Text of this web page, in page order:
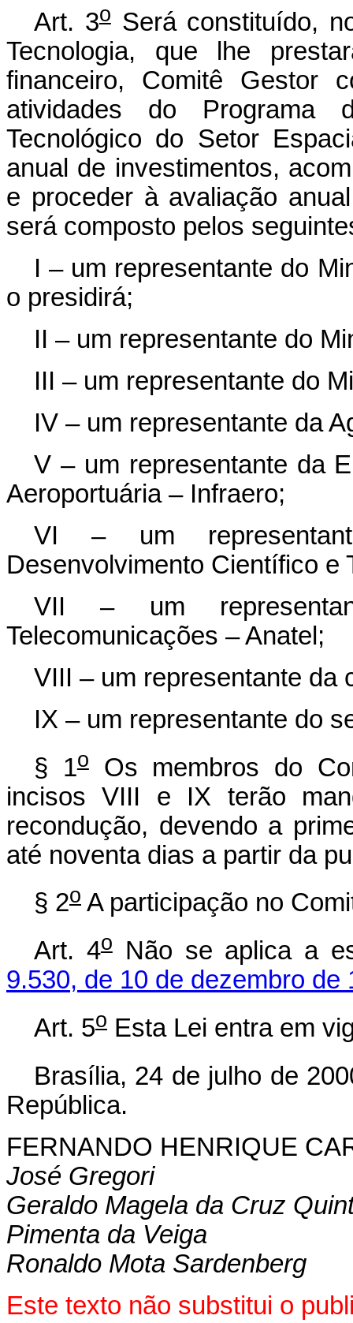
Art. 3oSerá constituído,
Tecnologia, que lhe
financeiro, Comitê Gestor
atividades do Programa
Tecnológico do Setor
anual de investimentos,
e proceder à avaliação
será composto pelos
I – um representante do
o presidirá;
II – um representante do
III – um representante do
IV – um representante da
V – um representante da
Aeroportuária – Infraero;
VI – um
Desenvolvimento Científico e
VII – um
Telecomunicações – Anatel;
VIII – um representante da
IX – um representante do
§ 1oOs membros do
incisos VIII e IX terão
recondução, devendo a
até noventa dias a partir da
§ 2o A participação no
Art. 4oNão se aplica a
9.530, de 10 de dezembro de
Art. 5o Esta Lei entra em
Brasília, 24 de julho de
República.
FERNANDO HENRIQUE
José Gregori
Geraldo Magela da Cruz
Pimenta da Veiga
Ronaldo Mota Sardenberg
Este texto não substitui o